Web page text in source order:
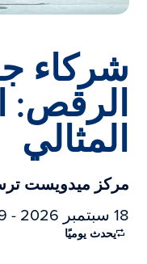
شركاء
الرقص:
المثالي
مركز ميدويست
18 سبتمبر 2026 - 19 سبتمبر 2026
يحدث يوميًا